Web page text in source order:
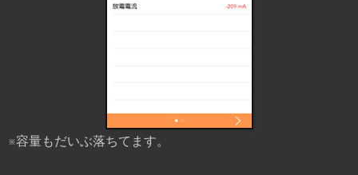
※容量もだいぶ落ちてます。